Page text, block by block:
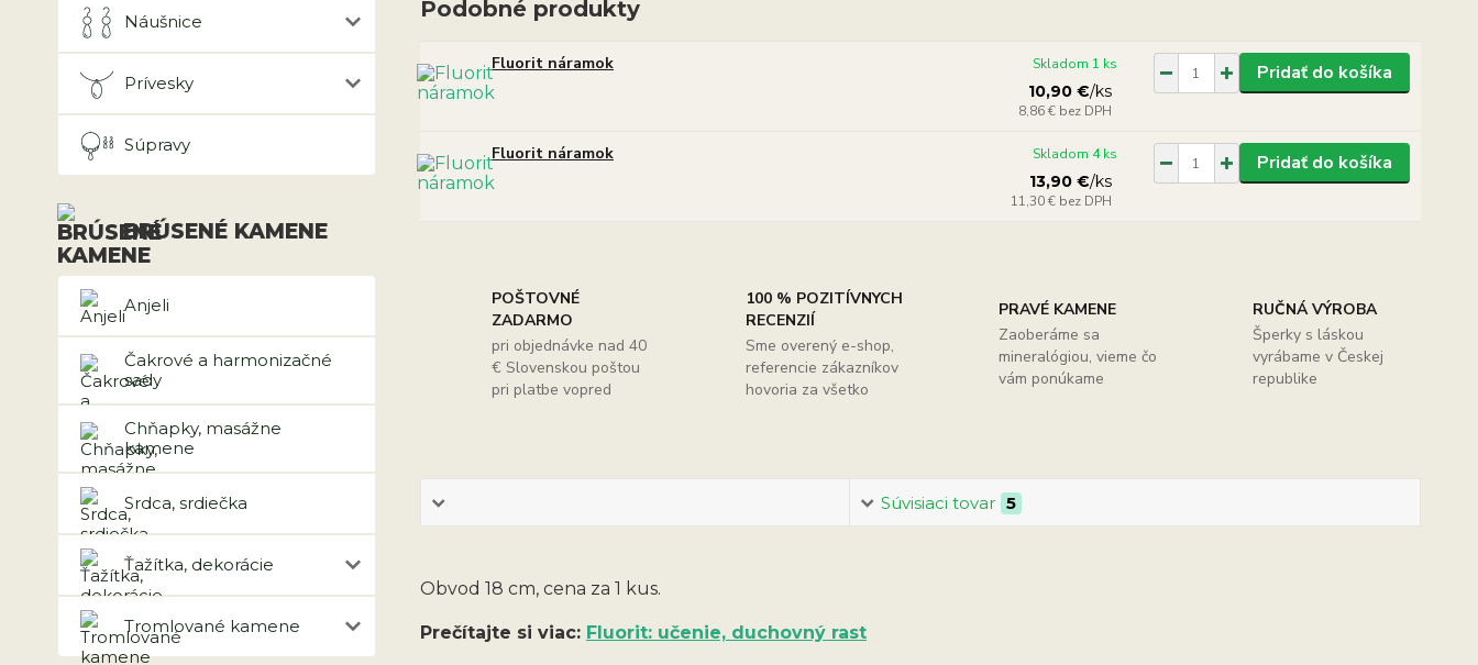
Náušnice
Prívesky
Súpravy
BRÚSENÉ KAMENE
Anjeli
Čakrové a harmonizačné
sady
Chňapky, masážne
kamene
Srdca, srdiečka
Ťažítka, dekorácie
Tromlované kamene
Podobné produkty
Fluorit náramok
10,90 €/ks
8,86 € bez DPH
Skladom 1 ks Pridať do košíka
Fluorit náramok
13,90 €/ks
11,30 € bez DPH
Skladom 4 ks Pridať do košíka
POŠTOVNÉ
ZADARMO
pri objednávke nad 40
€ Slovenskou poštou
pri platbe vopred
100 % POZITÍVNYCH
RECENZIÍ
Sme overený e-shop,
referencie zákazníkov
hovoria za všetko
PRAVÉ KAMENE
Zaoberáme sa
mineralógiou, vieme čo
vám ponúkame
RUČNÁ VÝROBA
Šperky s láskou
vyrábame v Českej
republike
Súvisiaci tovar 5
Obvod 18 cm, cena za 1 kus.
Prečítajte si viac: Fluorit: učenie, duchovný rast